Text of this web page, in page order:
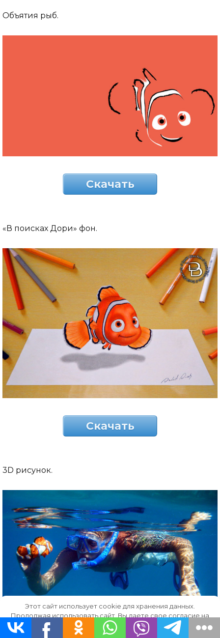
Объятия рыб.
Скачать
«В поисках Дори» фон.
Скачать
3D рисунок.
Этот сайт использует cookie для хранения данных.
Продолжая использовать сайт, Вы даете свое согласие на
работу с этими файлами.
OK